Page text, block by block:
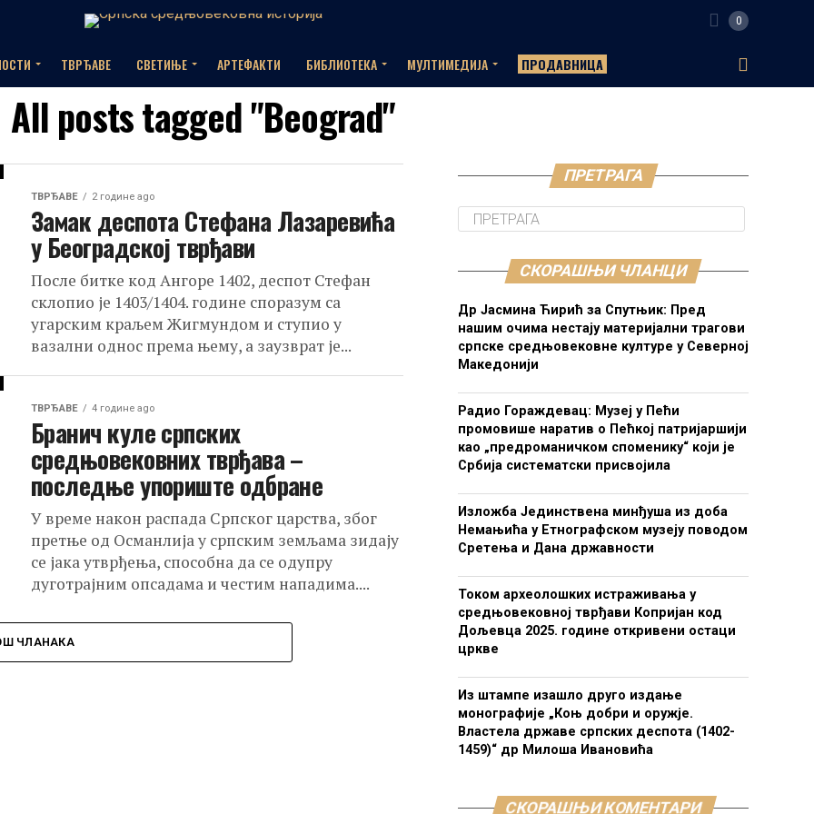
0
ТВРЂАВЕ СВЕТИЊЕ АРТЕФАКТИ БИБЛИОТЕКА МУЛТИМЕДИЈА ПРОДАВНИЦА
All posts tagged "Beograd"
ТВРЂАВЕ 2 године ago
Замак деспота Стефана Лазаревића
у Београдској тврђави
После битке код Ангоре 1402, деспот Стефан
склопио је 1403/1404. године споразум са
угарским краљем Жигмундом и ступио у
вазални однос према њему, а заузврат је...
ТВРЂАВЕ 4 године ago
Бранич куле српских
средњовековних тврђава –
последње упориште одбране
У време након распада Српског царства, због
претње од Османлија у српским земљама зидају
се јака утврђења, способна да се одупру
дуготрајним опсадама и честим нападима....
ЧЛАНАКА
ПРЕТРАГА
СКОРАШЊИ ЧЛАНЦИ
Др Јасмина Ћирић за Спутњик: Пред
нашим очима нестају материјални трагови
српске средњовековне културе у Северној
Македонији
Радио Гораждевац: Музеј у Пећи
промовише наратив о Пећкој патријаршији
као „предроманичком споменику“ који је
Србија систематски присвојила
Изложба Јединствена минђуша из доба
Немањића у Етнографском музеју поводом
Сретења и Дана државности
Током археолошких истраживања у
средњовековној тврђави Копријан код
Дољевца 2025. године откривени остаци
цркве
Из штампе изашло друго издање
монографије „Коњ добри и оружје.
Властела државе српских деспота (1402-
1459)“ др Милоша Ивановића
СКОРАШЊИ КОМЕНТАРИ